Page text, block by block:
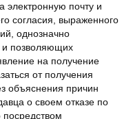
почту и
согласия, выраженного
однозначно
и позволяющих
на получение
от получения
объяснения причин
о своем отказе по